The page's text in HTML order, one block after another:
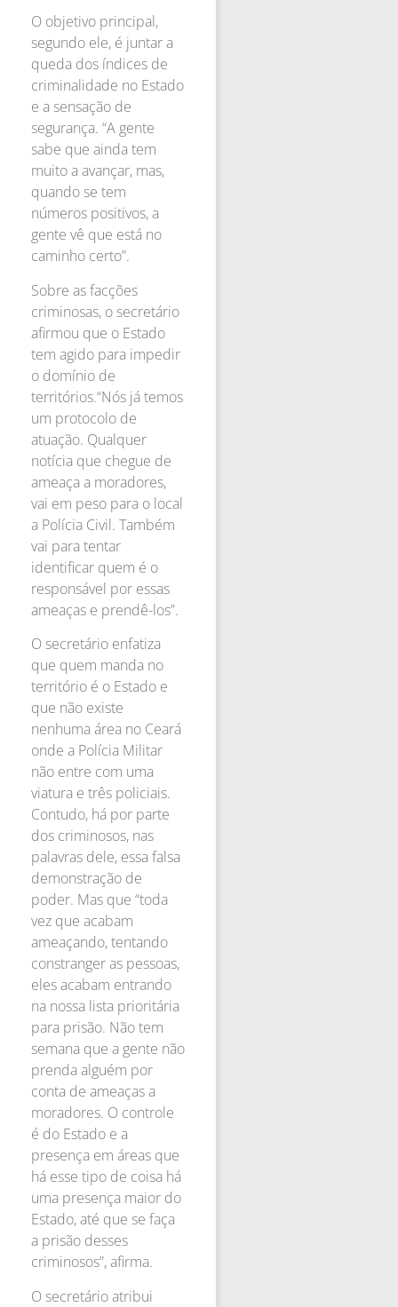
O objetivo principal,
segundo ele, é juntar a
queda dos índices de
criminalidade no Estado
e a sensação de
segurança. “A gente
sabe que ainda tem
muito a avançar, mas,
quando se tem
números positivos, a
gente vê que está no
caminho certo”.
Sobre as facções
criminosas, o secretário
afirmou que o Estado
tem agido para impedir
o domínio de
territórios.“Nós já temos
um protocolo de
atuação. Qualquer
notícia que chegue de
ameaça a moradores,
vai em peso para o local
a Polícia Civil. Também
vai para tentar
identificar quem é o
responsável por essas
ameaças e prendê-los”.
O secretário enfatiza
que quem manda no
território é o Estado e
que não existe
nenhuma área no Ceará
onde a Polícia Militar
não entre com uma
viatura e três policiais.
Contudo, há por parte
dos criminosos, nas
palavras dele, essa falsa
demonstração de
poder. Mas que “toda
vez que acabam
ameaçando, tentando
constranger as pessoas,
eles acabam entrando
na nossa lista prioritária
para prisão. Não tem
semana que a gente não
prenda alguém por
conta de ameaças a
moradores. O controle
é do Estado e a
presença em áreas que
há esse tipo de coisa há
uma presença maior do
Estado, até que se faça
a prisão desses
criminosos”, afirma.
O secretário atribui